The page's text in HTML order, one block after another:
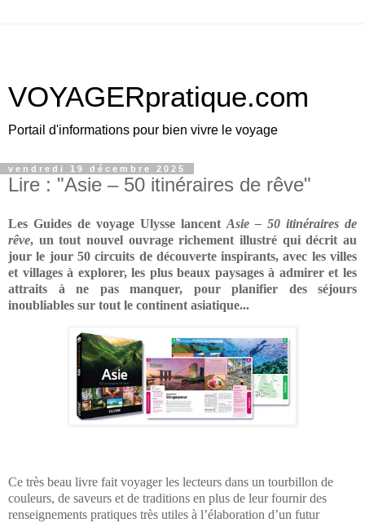
VOYAGERpratique.com
Portail d'informations pour bien vivre le voyage
vendredi 19 décembre 2025
Lire : "Asie – 50 itinéraires de rêve"
Les Guides de voyage Ulysse lancent Asie – 50 itinéraires de
rêve, un tout nouvel ouvrage richement illustré qui décrit au
jour le jour 50 circuits de découverte inspirants, avec les villes
et villages à explorer, les plus beaux paysages à admirer et les
attraits à ne pas manquer, pour planifier des séjours
inoubliables sur tout le continent asiatique...
Ce très beau livre fait voyager les lecteurs dans un tourbillon de
couleurs, de saveurs et de traditions en plus de leur fournir des
renseignements pratiques très utiles à l’élaboration d’un futur